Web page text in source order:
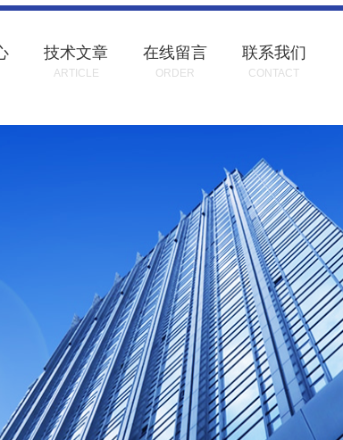
技术文章
ARTICLE
在线留言
ORDER
联系我们
CONTACT